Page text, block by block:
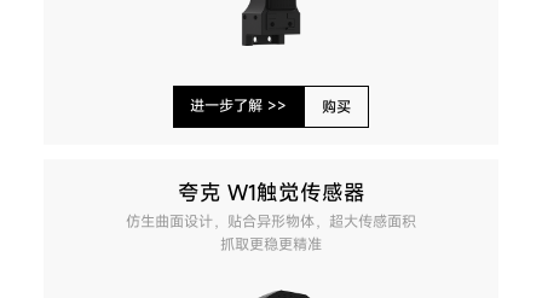
进一步了解 >> 购买
夸克 W1触觉传感器
仿生曲面设计，贴合异形物体，超大传感面积
抓取更稳更精准